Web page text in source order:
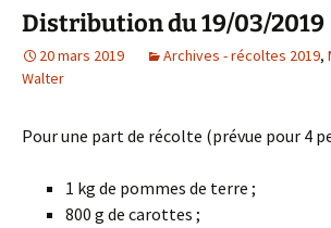
Distribution du 19/03/2019
20 mars 2019 Archives - récoltes 2019,
Walter
Pour une part de récolte (prévue pour 4
1 kg de pommes de terre ;
800 g de carottes ;